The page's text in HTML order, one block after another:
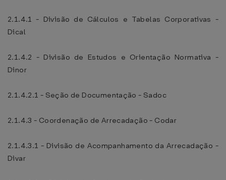
2.1.4.1 - Divisão de Cálculos e Tabelas Corporativas -
Dical
2.1.4.2 - Divisão de Estudos e Orientação Normativa -
Dinor
2.1.4.2.1 - Seção de Documentação - Sadoc
2.1.4.3 - Coordenação de Arrecadação - Codar
2.1.4.3.1 - Divisão de Acompanhamento da Arrecadação -
Divar